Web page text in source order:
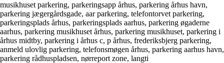
musikhuset parkering, parkeringsapp århus, parkering århus havn,
parkering jægergårdsgade, aar parkering, telefontorvet parkering,
parkeringsplads århus, parkeringsplads aarhus, parkering øgaderne
aarhus, parkering musikhuset århus, parkering musikhuset, parkering i
århus midtby, parkering i århus c, p århus, frederiksbjerg parkering,
anmeld ulovlig parkering, telefonsmøgen århus, parkering aarhus havn,
parkering rådhuspladsen, nørreport zone, langti